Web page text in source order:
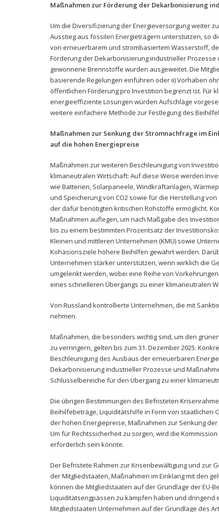
Maßnahmen zur Förderung der Dekarbonisierung
Um die Diversifizierung der Energieversorgung weiter
Ausstieg aus fossilen Energieträgern unterstützen, so
von erneuerbarem und strombasiertem Wasserstoff,
Förderung der Dekarbonisierung industrieller
gewonnene Brennstoffe wurden ausgeweitet. Die
basierende Regelungen einführen oder ii) Vorhaben
öffentlichen Förderung pro Investition begrenzt ist. Für
energieeffiziente Lösungen würden Aufschläge
weitere einfachere Methode zur Festlegung des
Maßnahmen zur Senkung der Stromnachfrage im
auf die hohen Energiepreise
Maßnahmen zur weiteren Beschleunigung von
klimaneutralen Wirtschaft: Auf diese Weise werden
wie Batterien, Solarpaneele, Windkraftanlagen,
und Speicherung von CO2 sowie für die Herstellung
der dafür benötigten kritischen Rohstoffe ermöglicht.
Maßnahmen auflegen, um nach Maßgabe des
bis zu einem bestimmten Prozentsatz der
Kleinen und mittleren Unternehmen (KMU) sowie
Kohäsionsziele höhere Beihilfen gewährt werden.
Unternehmen stärker unterstützen, wenn wirklich die
umgelenkt werden, wobei eine Reihe von
eines schnelleren Übergangs zu einer klimaneutralen
Von Russland kontrollierte Unternehmen, die mit
nehmen.
Maßnahmen, die besonders wichtig sind, um den
zu verringern, gelten bis zum 31. Dezember 2025.
Beschleunigung des Ausbaus der erneuerbaren
Dekarbonisierung industrieller Prozesse und
Schlüsselbereiche für den Übergang zu einer
Die übrigen Bestimmungen des Befristeten
Beihilfebeträge, Liquiditätshilfe in Form von staatlichen
der hohen Energiepreise, Maßnahmen zur Senkung
Um für Rechtssicherheit zu sorgen, wird die
erforderlich sein könnte.
Der Befristete Rahmen zur Krisenbewältigung und zur
der Mitgliedstaaten, Maßnahmen im Einklang mit den
können die Mitgliedstaaten auf der Grundlage der EU-
Liquiditätsengpässen zu kämpfen haben und
Mitgliedstaaten Unternehmen auf der Grundlage des